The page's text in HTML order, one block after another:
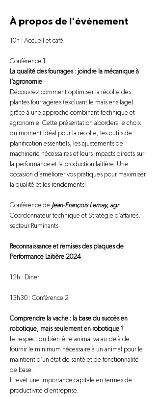
À propos de l'événement
10h : Accueil et café
Conférence 1
La qualité des fourrages : joindre la mécanique à
l’agronomie
Découvrez comment optimiser la récolte des
plantes fourragères (excluant le maïs ensilage)
grâce à une approche combinant technique et
agronomie. Cette présentation abordera le choix
du moment idéal pour la récolte, les outils de
planification essentiels, les ajustements de
machinerie nécessaires et leurs impacts directs sur
la performance et la production laitière. Une
occasion d’améliorer vos pratiques pour maximiser
la qualité et les rendements!
Conférence de Jean-François Lemay, agr
Coordonnateur technique et Stratégie d’affaires,
secteur Ruminants
Reconnaissance et remises des plaques de
Performance Laitière 2024
12h : Diner
13h30 : Conférence 2
Comprendre la vache : la base du succès en
robotique, mais seulement en robotique ?
Le respect du bien-être animal va au-delà de
fournir le minimum nécessaire à un animal pour le
maintient d’un état de santé et de fonctionnalité
de base.
Il revêt une importance capitale en termes de
productivité d’entreprise.